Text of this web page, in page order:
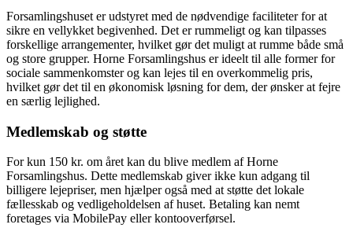
Forsamlingshuset er udstyret med de nødvendige faciliteter for at
sikre en vellykket begivenhed. Det er rummeligt og kan tilpasses
forskellige arrangementer, hvilket gør det muligt at rumme både små
og store grupper. Horne Forsamlingshus er ideelt til alle former for
sociale sammenkomster og kan lejes til en overkommelig pris,
hvilket gør det til en økonomisk løsning for dem, der ønsker at fejre
en særlig lejlighed.
Medlemskab og støtte
For kun 150 kr. om året kan du blive medlem af Horne
Forsamlingshus. Dette medlemskab giver ikke kun adgang til
billigere lejepriser, men hjælper også med at støtte det lokale
fællesskab og vedligeholdelsen af huset. Betaling kan nemt
foretages via MobilePay eller kontooverførsel.